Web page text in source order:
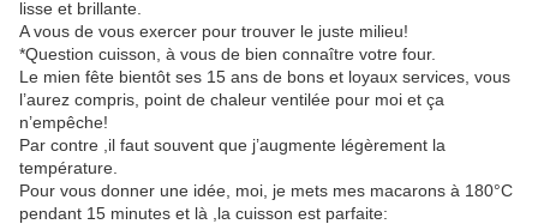
lisse et brillante.
A vous de vous exercer pour trouver le juste milieu!
*Question cuisson, à vous de bien connaître votre four.
Le mien fête bientôt ses 15 ans de bons et loyaux services, vous
l’aurez compris, point de chaleur ventilée pour moi et ça
n’empêche!
Par contre ,il faut souvent que j’augmente légèrement la
température.
Pour vous donner une idée, moi, je mets mes macarons à 180°C
pendant 15 minutes et là ,la cuisson est parfaite: